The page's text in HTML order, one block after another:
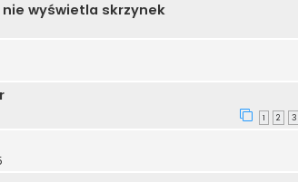
nie wyświetla skrzynek
1 2 3